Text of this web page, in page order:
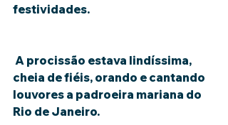
festividades.
cheia de fiéis, orando e cantando
louvores a padroeira mariana do
Rio de Janeiro.